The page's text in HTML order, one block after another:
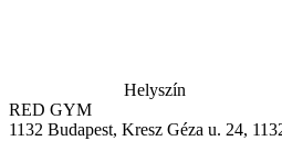
Helyszín
RED GYM
1132 Budapest, Kresz Géza u. 24,